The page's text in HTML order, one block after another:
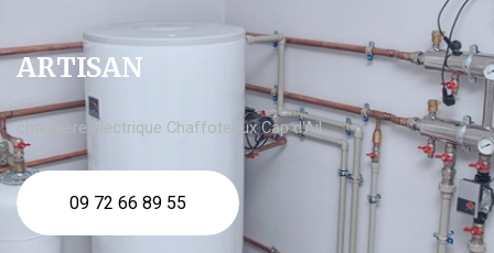
ARTISAN
chaudière électrique Chaffoteaux Cap d'Ail
09 72 66 89 55